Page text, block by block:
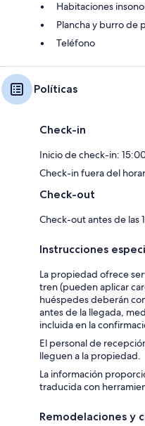
Habitaciones
Plancha y burro de
Teléfono
Políticas
Check-in
Inicio de check-in:
Check-in fuera del
Check-out
Check-out antes de las
Instrucciones
La propiedad ofrece
tren (pueden aplicar
huéspedes deberán
antes de la llegada,
incluida en la
El personal de
lleguen a la propiedad.
La información
traducida con
Remodelaciones y